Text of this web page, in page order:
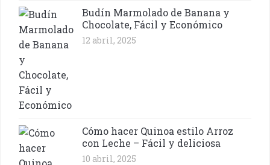
Budín Marmolado de Banana y
Chocolate, Fácil y Económico
12 abril, 2025
Cómo hacer Quinoa estilo Arroz
con Leche – Fácil y deliciosa
10 abril, 2025